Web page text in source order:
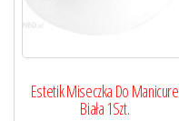
Estetik Miseczka Do Manicure
Biała 1Szt.